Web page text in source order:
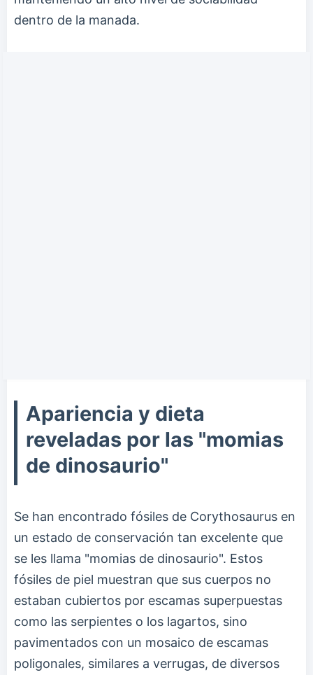
dentro de la manada.
Apariencia y dieta
reveladas por las "momias
de dinosaurio"
Se han encontrado fósiles de Corythosaurus en
un estado de conservación tan excelente que
se les llama "momias de dinosaurio". Estos
fósiles de piel muestran que sus cuerpos no
estaban cubiertos por escamas superpuestas
como las serpientes o los lagartos, sino
pavimentados con un mosaico de escamas
poligonales, similares a verrugas, de diversos